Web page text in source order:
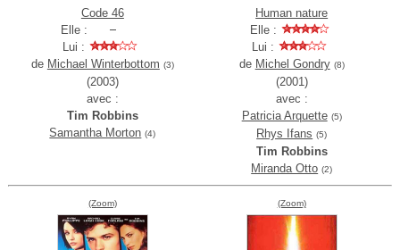
Code 46
Elle :
Lui :
de Michael Winterbottom (3)
(2003)
avec :
Tim Robbins
Samantha Morton (4)
Human nature
Elle :
Lui :
de Michel Gondry (8)
(2001)
avec :
Patricia Arquette (5)
Rhys Ifans (5)
Tim Robbins
Miranda Otto (2)
(Zoom) (Zoom)